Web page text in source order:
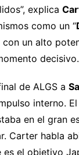
explica
como un “
un alto
decisivo.
de ALGS a
interno.
en el gran
Carter habla
es el objetivo